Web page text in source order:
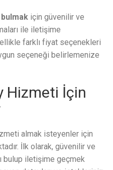
için güvenilir ve
ile iletişime
farklı fiyat seçenekleri
seçeneği belirlemenize
Hizmeti İçin
almak isteyenler için
İlk olarak, güvenilir ve
bulup iletişime geçmek